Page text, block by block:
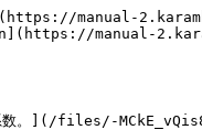
manual-
manual-
系数。](/files/-